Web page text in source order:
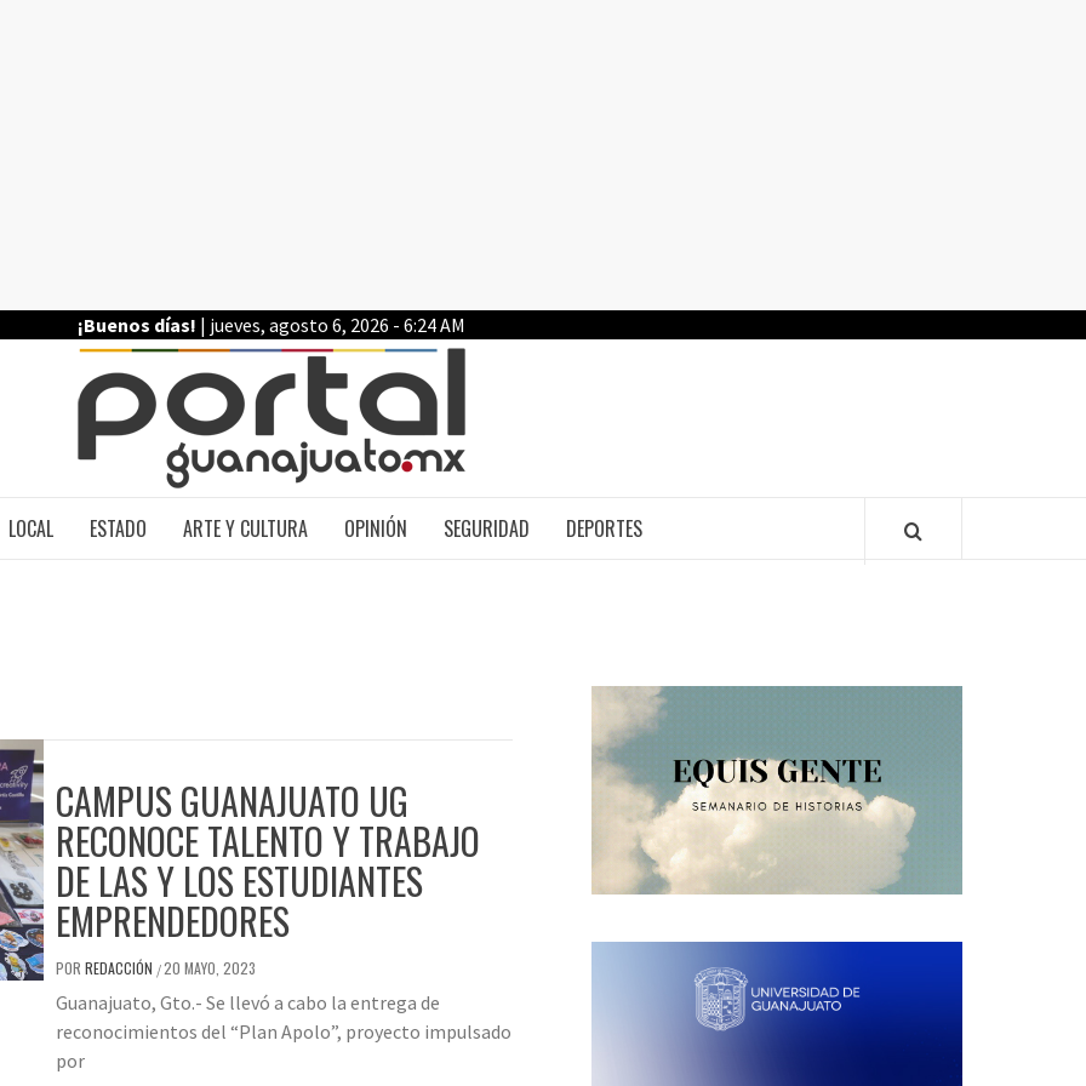
¡Buenos días! | jueves, agosto 6, 2026 - 6:24 AM
LOCAL ESTADO ARTE Y CULTURA OPINIÓN SEGURIDAD DEPORTES
CAMPUS GUANAJUATO UG
RECONOCE TALENTO Y TRABAJO
DE LAS Y LOS ESTUDIANTES
EMPRENDEDORES
POR REDACCIÓN /20 MAYO, 2023
Guanajuato, Gto.- Se llevó a cabo la entrega de
reconocimientos del “Plan Apolo”, proyecto impulsado
por